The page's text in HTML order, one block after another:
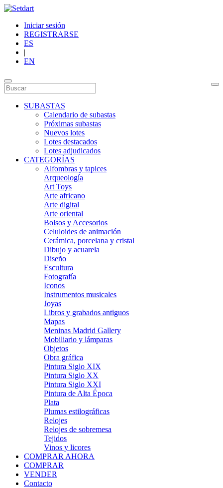
Iniciar sesión
REGISTRARSE
ES
|
EN
SUBASTAS
Calendario de subastas
Próximas subastas
Nuevos lotes
Lotes destacados
Lotes adjudicados
CATEGORÍAS
Alfombras y tapices
Arqueología
Art Toys
Arte africano
Arte digital
Arte oriental
Bolsos y Accesorios
Celuloides de animación
Cerámica, porcelana y cristal
Dibujo y acuarela
Diseño
Escultura
Fotografía
Iconos
Instrumentos musicales
Joyas
Libros y grabados antiguos
Mapas
Meninas Madrid Gallery
Mobiliario y lámparas
Objetos
Obra gráfica
Pintura Siglo XIX
Pintura Siglo XX
Pintura Siglo XXI
Pintura de Alta Época
Plata
Plumas estilográficas
Relojes
Relojes de sobremesa
Tejidos
Vinos y licores
COMPRAR AHORA
COMPRAR
VENDER
Contacto